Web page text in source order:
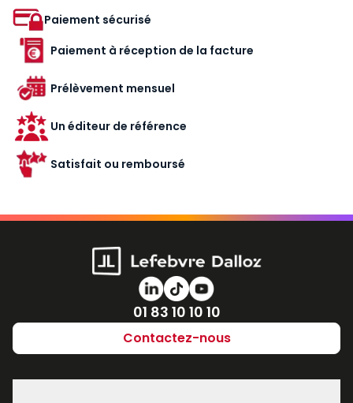
Paiement sécurisé
Paiement à réception de la facture
Prélèvement mensuel
Un éditeur de référence
Satisfait ou remboursé
Numéro de téléphone
01 83 10 10 10
Contactez-nous